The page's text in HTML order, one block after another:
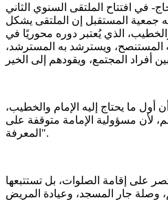
في افتتاح الملتقى السنوي الثاني
جمعية المستقبل إن الملتقى يشكل
الذي يُعتبر دوره محوريًا في
المستنصح، ويسترشد به المسترشد،
أول ما يحتاج إليه الإمام والخطيب،
لأن مسؤولية الإمامة متوقفة على
المعرفة".
على إقامة الصلوات، بل تستتبعها